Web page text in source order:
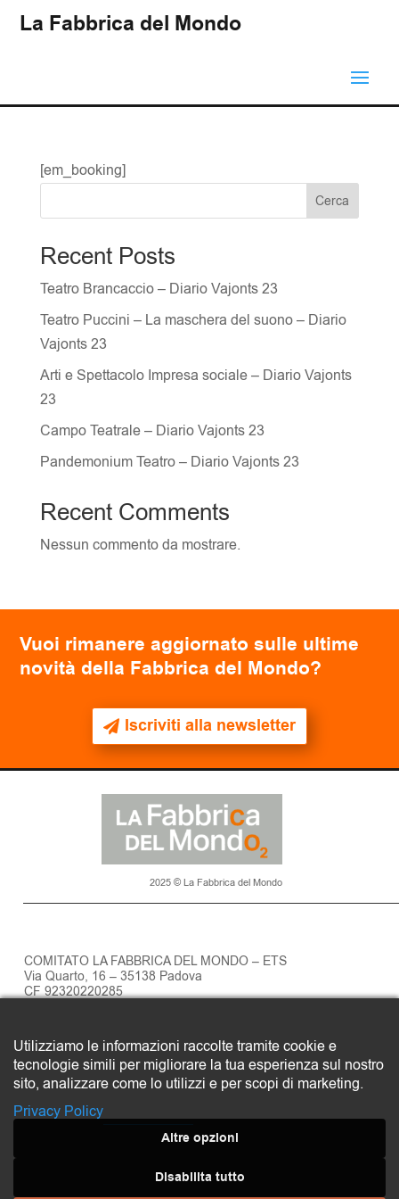
La Fabbrica del Mondo
[em_booking]
Cerca
Recent Posts
Teatro Brancaccio – Diario Vajonts 23
Teatro Puccini – La maschera del suono – Diario
Vajonts 23
Arti e Spettacolo Impresa sociale – Diario Vajonts
23
Campo Teatrale – Diario Vajonts 23
Pandemonium Teatro – Diario Vajonts 23
Recent Comments
Nessun commento da mostrare.
Vuoi rimanere aggiornato sulle ultime
novità della Fabbrica del Mondo?
Iscriviti alla newsletter
2025 © La Fabbrica del Mondo
COMITATO LA FABBRICA DEL MONDO – ETS
Via Quarto, 16 – 35138 Padova
CF 92320220285
SOSTIENI LA FABBRICA DEL MONDO
Clicca qui
Utilizziamo le informazioni raccolte tramite cookie e
tecnologie simili per migliorare la tua esperienza sul nostro
sito, analizzare come lo utilizzi e per scopi di marketing.
Privacy Policy
Altre opzioni
Disabilita tutto